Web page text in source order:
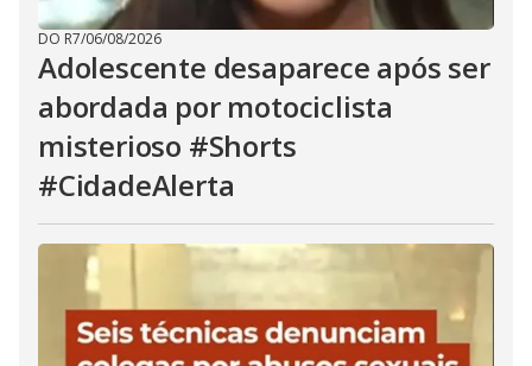
DO R7/06/08/2026
Adolescente desaparece após ser
abordada por motociclista
misterioso #Shorts
#CidadeAlerta